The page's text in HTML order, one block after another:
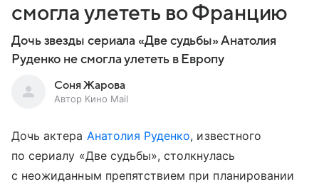
смогла улететь во Францию
Дочь звезды сериала «Две судьбы» Анатолия
Руденко не смогла улететь в Европу
Соня Жарова
Автор Кино Mail
Дочь актера Анатолия Руденко, известного
по сериалу «Две судьбы», столкнулась
с неожиданным препятствием при планировании